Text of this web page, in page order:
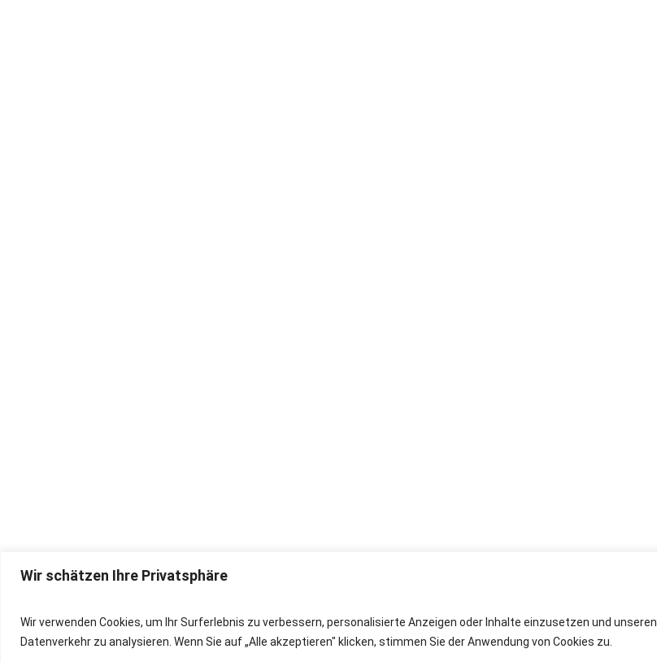
Wir schätzen Ihre Privatsphäre
Wir verwenden Cookies, um Ihr Surferlebnis zu verbessern, personalisierte Anzeigen oder Inhalte einzusetzen und unseren
Datenverkehr zu analysieren. Wenn Sie auf „Alle akzeptieren" klicken, stimmen Sie der Anwendung von Cookies zu.
IMPRESSUM
DATENSCHUTZ